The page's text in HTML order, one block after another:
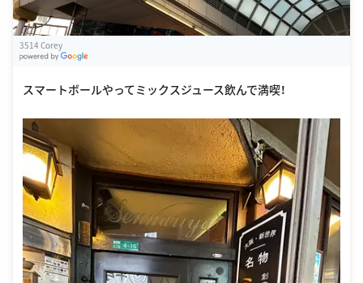
3514 Corey
スマートボールやってミックスジュース飲んで満喫！